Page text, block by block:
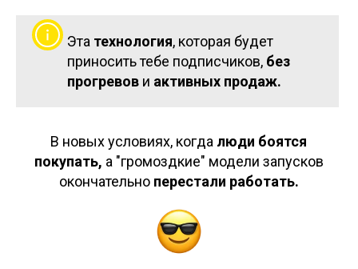
Эта технология, которая будет
приносить тебе подписчиков, без
прогревов и активных продаж.
В новых условиях, когда люди боятся
покупать, а "громоздкие" модели запусков
окончательно перестали работать.